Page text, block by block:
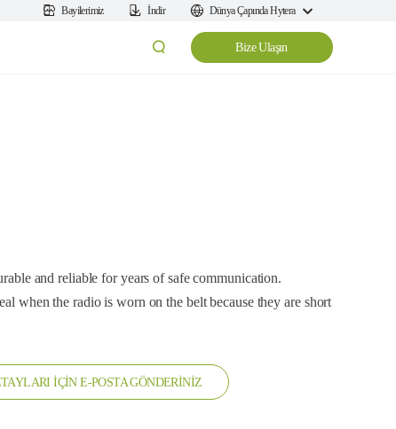
Bayilerimiz İndir Dünya Çapında Hytera
Bize Ulaşın
and reliable for years of safe communication.
when the radio is worn on the belt because they are short
İÇİN E-POSTA GÖNDERİNİZ